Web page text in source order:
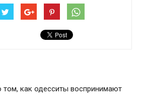
том, как одесситы воспринимают